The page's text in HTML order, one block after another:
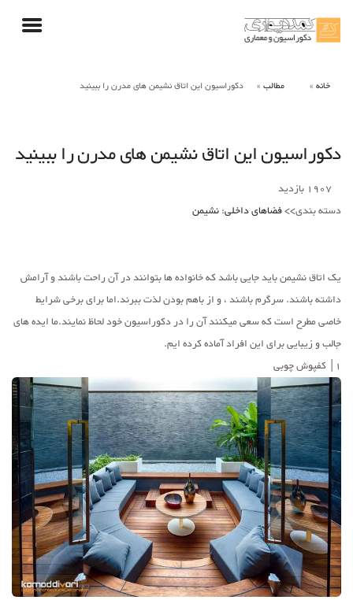
خانه مطالب دکوراسیون این اتاق نشیمن های مدرن را ببینید
دکوراسیون این اتاق نشیمن های مدرن را ببینید
1907 بازدید
دسته بندی>>فضاهای داخلی:نشیمن
یک اتاق نشیمن باید جایی باشد که خانواده ها بتوانند در آن راحت باشند و آرامش
داشته باشند. سرگرم باشند ، و از باهم بودن لذت ببرند.اما برای برخی شرایط
خاصی مطرح است که سعی میکنند آن را در دکوراسیون خود لحاظ نمایند.ما ایده های
جالب و زیبایی برای این افراد آماده کرده ایم.
1| کفپوش چوبی